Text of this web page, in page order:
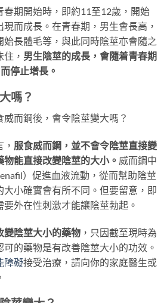
春期開始時，即約11至12歲，開始
而成長。在青春期，男生會長高，
始長體毛等，與此同時陰莖亦會隨之
， 男生陰莖的成長，會隨着青春期
停止增長。
嗎？
而鋼後，會令陰莖變大嗎？
服食威而鋼，並不會令陰莖直接變
能直接改變陰莖的大小。 威而鋼中
）促進血液流動，從而幫助陰莖
小確實會有所不同。但要留意，即
外在性刺激才能讓陰莖勃起。
變陰莖大小的藥物 ，只因截至現時為
可的藥物是有改善陰莖大小的功效。
障礙接受治療，請向你的家庭醫生或